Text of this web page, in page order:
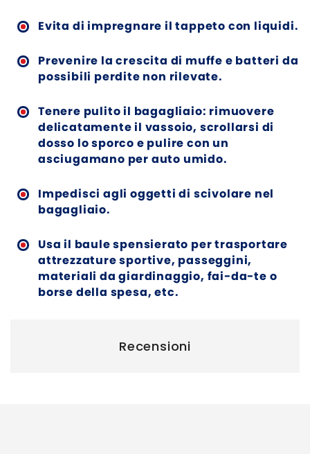
Evita di impregnare il tappeto con liquidi.
Prevenire la crescita di muffe e batteri da
possibili perdite non rilevate.
Tenere pulito il bagagliaio: rimuovere
delicatamente il vassoio, scrollarsi di
dosso lo sporco e pulire con un
asciugamano per auto umido.
Impedisci agli oggetti di scivolare nel
bagagliaio.
Usa il baule spensierato per trasportare
attrezzature sportive, passeggini,
materiali da giardinaggio, fai-da-te o
borse della spesa, etc.
Recensioni